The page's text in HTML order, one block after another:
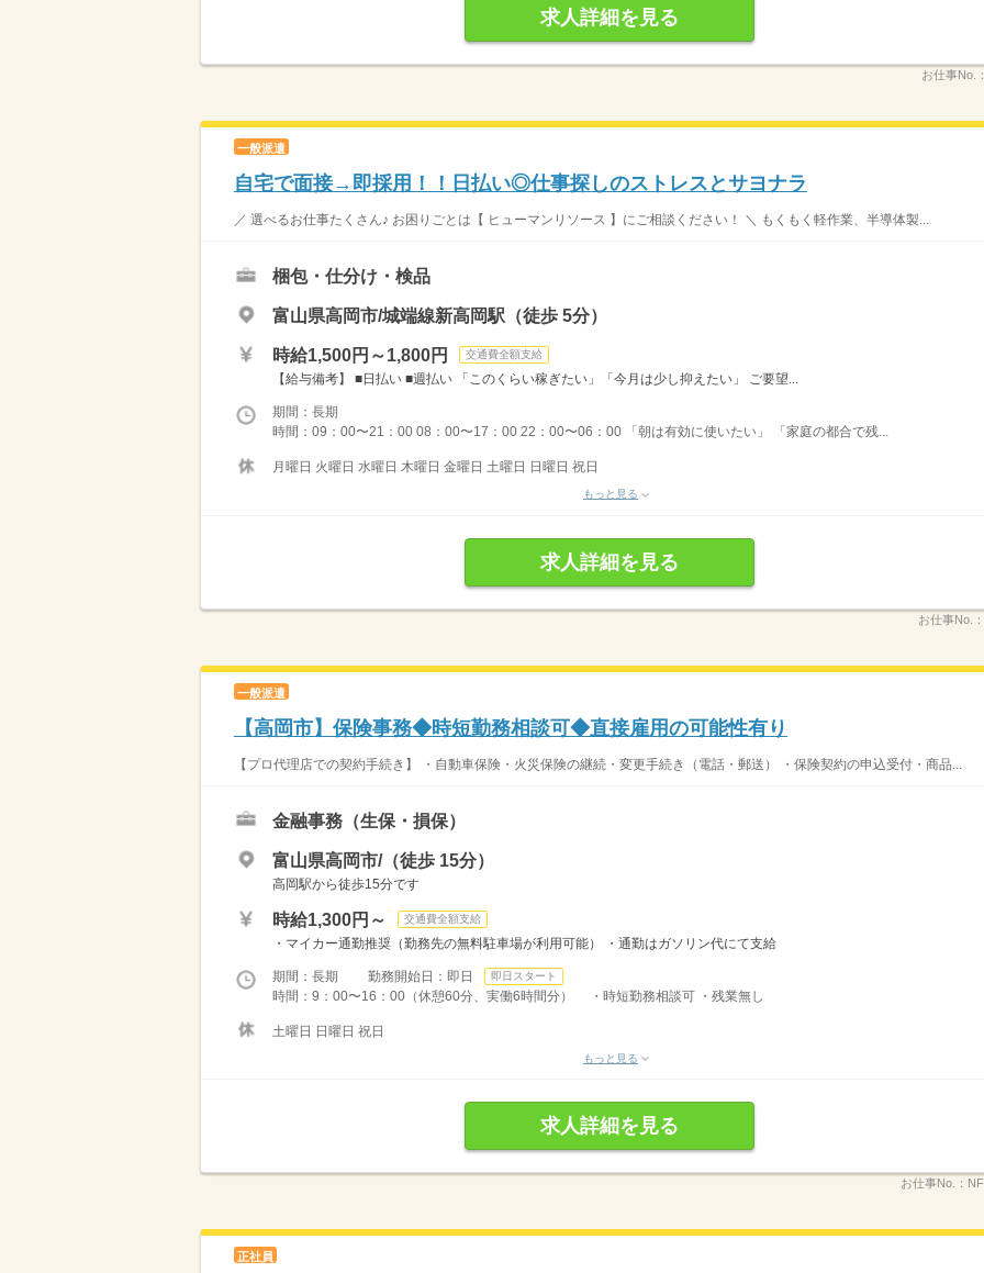
求人詳細を見る
お仕事No.：
一般派遣
自宅で面接→即採用！！日払い◎仕事探しのストレスとサヨナラ
／ 選べるお仕事たくさん♪ お困りごとは【 ヒューマンリソース 】にご相談ください！ ＼ もくもく軽作業、半導体製...
梱包・仕分け・検品
富山県高岡市/城端線新高岡駅（徒歩 5分）
時給1,500円～1,800円 交通費全額支給
【給与備考】 ■日払い ■週払い 「このくらい稼ぎたい」「今月は少し抑えたい」 ご要望...
期間：長期
時間：09：00〜21：00 08：00〜17：00 22：00〜06：00 「朝は有効に使いたい」 「家庭の都合で残...
月曜日 火曜日 水曜日 木曜日 金曜日 土曜日 日曜日 祝日
もっと見る
求人詳細を見る
お仕事No.：
一般派遣
【高岡市】保険事務◆時短勤務相談可◆直接雇用の可能性有り
【プロ代理店での契約手続き】 ・自動車保険・火災保険の継続・変更手続き（電話・郵送） ・保険契約の申込受付・商品...
金融事務（生保・損保）
富山県高岡市/（徒歩 15分）
高岡駅から徒歩15分です
時給1,300円～ 交通費全額支給
・マイカー通勤推奨（勤務先の無料駐車場が利用可能） ・通勤はガソリン代にて支給
期間：長期 勤務開始日：即日 即日スタート
時間：9：00〜16：00（休憩60分、実働6時間分） ・時短勤務相談可 ・残業無し
土曜日 日曜日 祝日
もっと見る
求人詳細を見る
お仕事No.：
正社員